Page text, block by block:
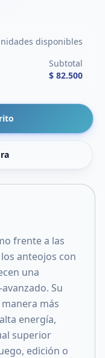
disponibles
Subtotal
$ 82.500
frente a las
anteojos con
una
Su
más
energía,
superior
edición o